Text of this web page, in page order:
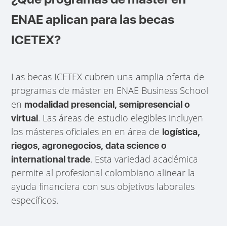
ENAE aplican para las becas
ICETEX?
Las becas ICETEX cubren una amplia oferta de
programas de máster en ENAE Business School
enmodalidad presencial, semipresencial o
virtual. Las áreas de estudio elegibles incluyen
los másteres oficiales en en área de logística,
riegos, agronegocios, data science o
international trade. Esta variedad académica
permite al profesional colombiano alinear la
ayuda financiera con sus objetivos laborales
específicos.